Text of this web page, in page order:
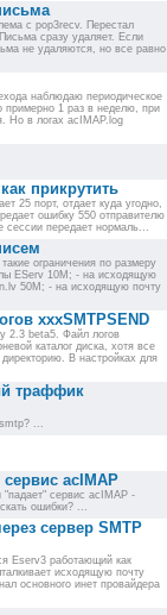
с pop3recv. Перестал
сразу удаляет. Если
не удаляются, но все равно
наблюдаю периодическое
примерно 1 раз в неделю, при
Но в логах acIMAP.log
прикрутить
25 порт, отдает куда угодно,
ошибку 550 отправителю
сессии передает нормаль...
ограничения по размеру
EServ 10М; - на исходящую
50М; - на исходящую почту
xxxSMTPSEND
2.3 beta5. Файл логов
каталог диска, хотя все
В настройках для
траффик
...
acIMAP
"падает" сервис acIMAP -
ошибки? ...
сервер SMTP
Eserv3 работающий как
исходящую почту
основного инет провайдера